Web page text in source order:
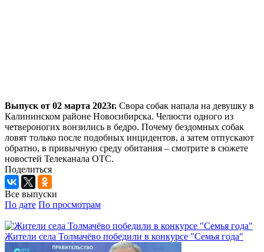
Выпуск от 02 марта 2023г. Свора собак напала на девушку в
Калининском районе Новосибирска. Челюсти одного из
четвероногих вонзились в бедро. Почему бездомных собак
ловят только после подобных инцидентов, а затем отпускают
обратно, в привычную среду обитания – смотрите в сюжете
новостей Телеканала ОТС.
Поделиться
Все выпуски
По дате По просмотрам
Жители села Толмачёво победили в конкурсе "Семья года"